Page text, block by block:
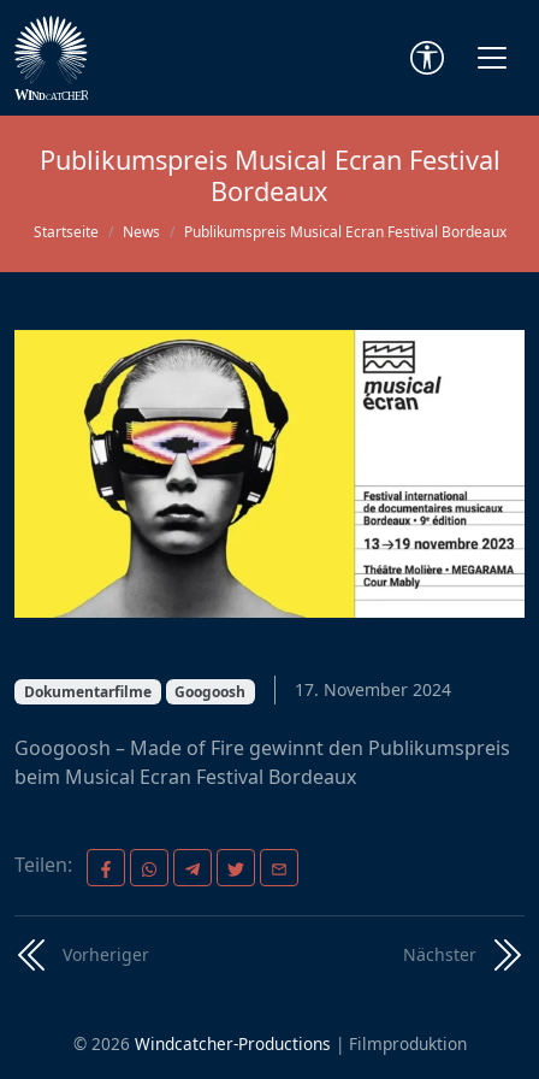
Publikumspreis Musical Ecran Festival
Bordeaux
Startseite News Publikumspreis Musical Ecran Festival Bordeaux
Dokumentarfilme Googoosh 17. November 2024
Googoosh – Made of Fire gewinnt den Publikumspreis
beim Musical Ecran Festival Bordeaux
Teilen:
Vorheriger Nächster
© 2026 Windcatcher-Productions | Filmproduktion